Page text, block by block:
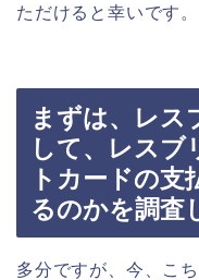
ただけると幸いです。
まずは、レス
して、レスブ
トカードの支
るのかを調査
多分ですが、今、こ